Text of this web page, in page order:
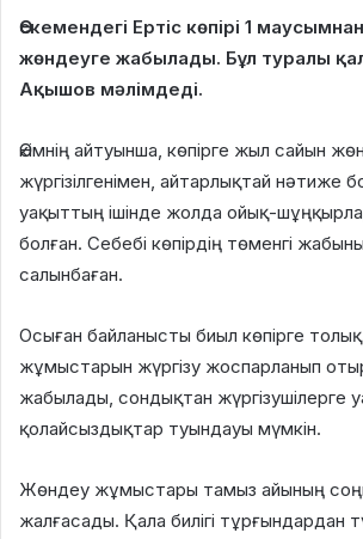
Өскемендегі Ертіс көпірі 1
жөндеуге жабылады. Бұл туралы
Ақышов мәлімдеді.
Әкімнің айтуынша, көпірге жыл сайын
жүргізілгенімен, айтарлықтай нәтиже
уақыттың ішінде жолда ойық-
болған. Себебі көпірдің төменгі
салынбаған.
Осыған байланысты биыл көпірге
жұмыстарын жүргізу жоспарланып
жабылады, сондықтан жүргізушілерге
қолайсыздықтар туындауы мүмкін.
Жөндеу жұмыстары тамыз айының
жалғасады. Қала билігі тұрғындардан